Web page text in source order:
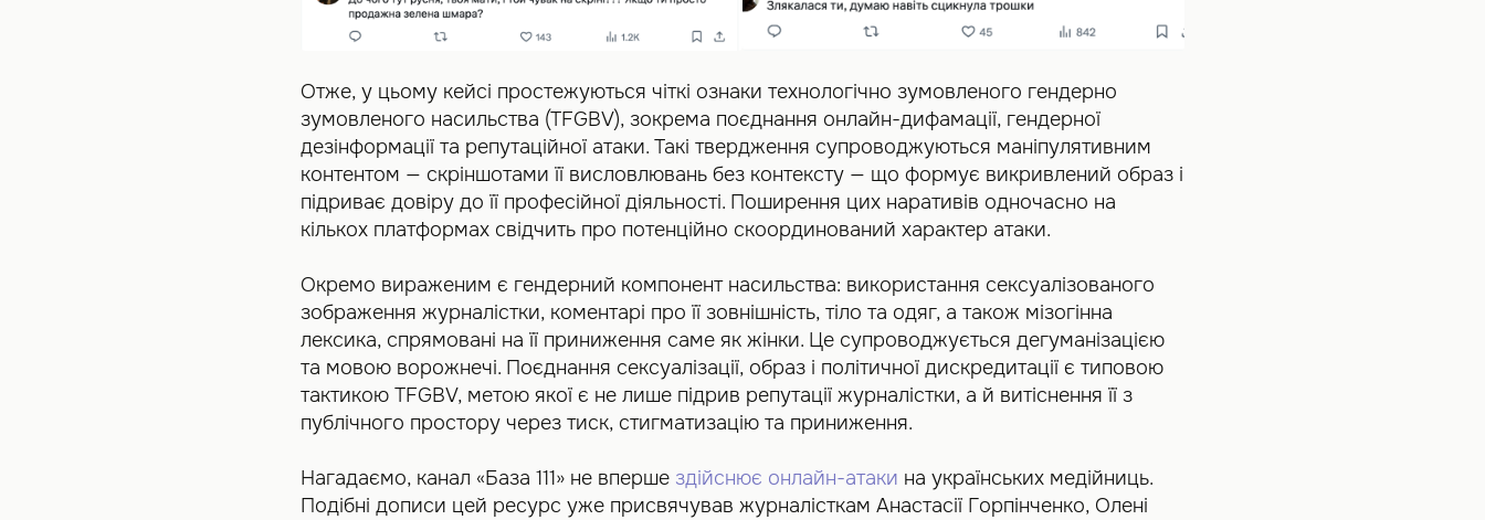
Отже, у цьому кейсі простежуються чіткі ознаки технологічно зумовленого гендерно
зумовленого насильства (TFGBV), зокрема поєднання онлайн-дифамації, гендерної
дезінформації та репутаційної атаки. Такі твердження супроводжуються маніпулятивним
контентом — скріншотами її висловлювань без контексту — що формує викривлений образ і
підриває довіру до її професійної діяльності. Поширення цих наративів одночасно на
кількох платформах свідчить про потенційно скоординований характер атаки.
Окремо вираженим є гендерний компонент насильства: використання сексуалізованого
зображення журналістки, коментарі про її зовнішність, тіло та одяг, а також мізогінна
лексика, спрямовані на її приниження саме як жінки. Це супроводжується дегуманізацією
та мовою ворожнечі. Поєднання сексуалізації, образ і політичної дискредитації є типовою
тактикою TFGBV, метою якої є не лише підрив репутації журналістки, а й витіснення її з
публічного простору через тиск, стигматизацію та приниження.
Нагадаємо, канал «База 111» не вперше здійснює онлайн-атаки на українських медійниць.
Подібні дописи цей ресурс уже присвячував журналісткам Анастасії Горпінченко, Олені